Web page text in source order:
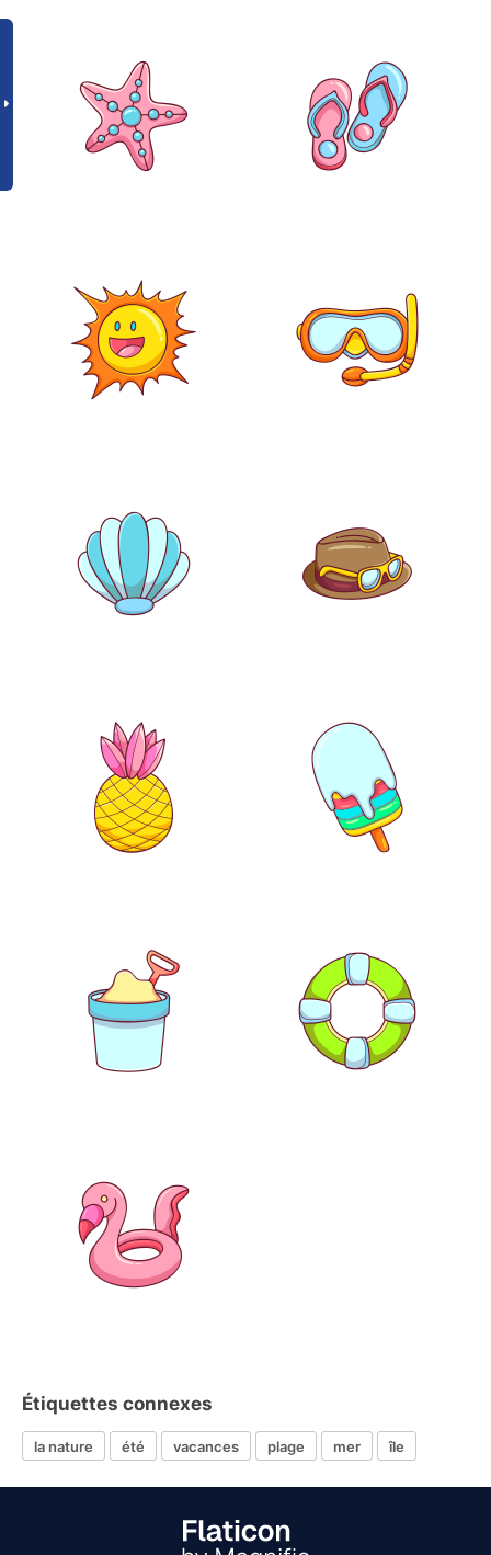
Étiquettes connexes
la nature été vacances plage mer île